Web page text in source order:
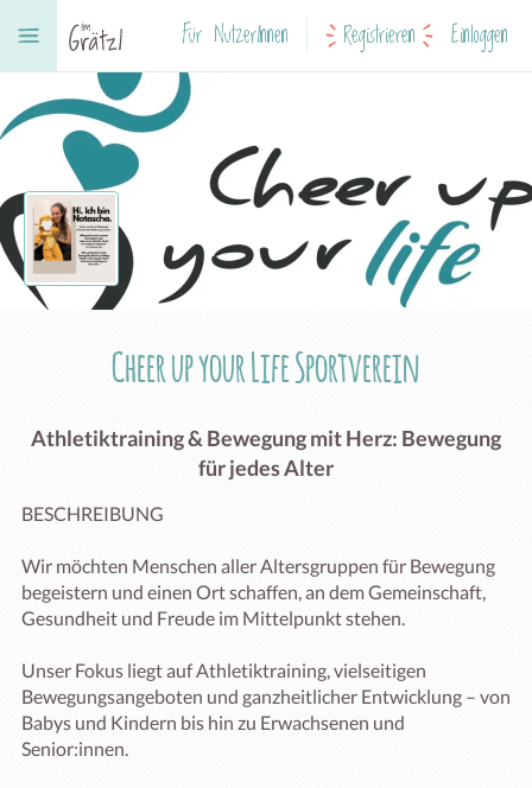
Für NutzerInnen Registrieren Einloggen
Cheer up your Life Sportverein
Athletiktraining & Bewegung mit Herz: Bewegung
für jedes Alter
BESCHREIBUNG
Wir möchten Menschen aller Altersgruppen für Bewegung
begeistern und einen Ort schaffen, an dem Gemeinschaft,
Gesundheit und Freude im Mittelpunkt stehen.
Unser Fokus liegt auf Athletiktraining, vielseitigen
Bewegungsangeboten und ganzheitlicher Entwicklung – von
Babys und Kindern bis hin zu Erwachsenen und
Senior:innen.